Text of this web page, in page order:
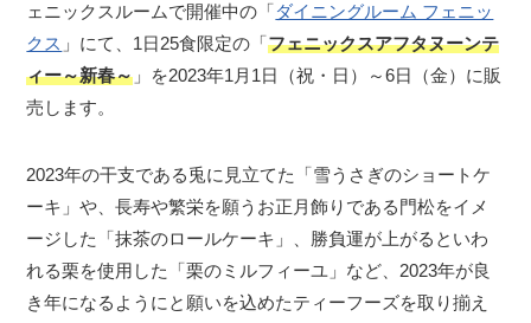
ェニックスルームで開催中の「ダイニングルーム フェニッ
クス 」にて、1日25食限定の「フェニックスアフタヌーンテ
ィー～新春～ 」を2023年1月1日（祝・日）～6日（金）に販
売します。
2023年の干支である兎に見立てた「雪うさぎのショートケ
ーキ」や、長寿や繁栄を願うお正月飾りである門松をイメ
ージした「抹茶のロールケーキ」、勝負運が上がるといわ
れる栗を使用した「栗のミルフィーユ」など、2023年が良
き年になるようにと願いを込めたティーフーズを取り揃え